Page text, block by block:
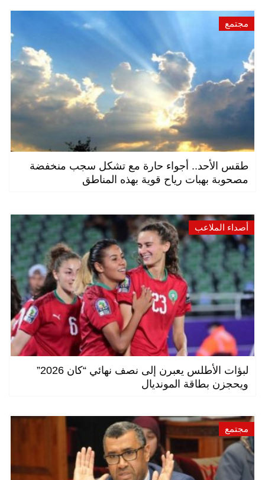
مجتمع
طقس الأحد.. أجواء حارة مع تشكل سجب منخفضة
مصحوبة بهبات رياح قوية بهذه المناطق
أصداء الملاعب
لبؤات الأطلس يعبرن إلى نصف نهائي “كان 2026”
ويحجزن بطاقة المونديال
مجتمع